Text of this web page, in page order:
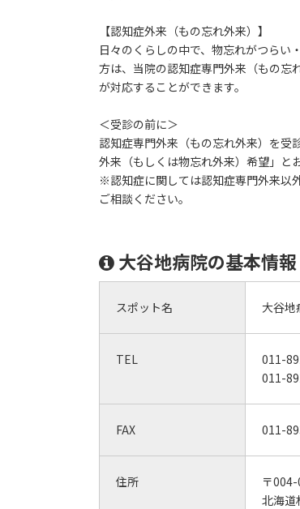
【認知症外来（もの忘れ外来）】
日々のくらしの中で、物忘れがつらい
方は、当院の認知症専門外来（もの忘
が対応することができます。
＜受診の前に＞
認知症専門外来（もの忘れ外来）を
外来（もしくは物忘れ外来）希望」と
※認知症に関しては認知症専門外来以
ご相談ください。
大谷地病院の基本情報
スポット名 大谷地
TEL
011-
011-
FAX 011-
住所
〒
北海道